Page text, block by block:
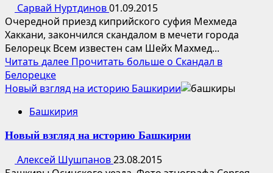
Сарвай Нуртдинов01.09.2015
Очередной приезд киприйского суфия Мехмеда
Хаккани, закончился скандалом в мечети города
Белорецк Всем известен сам Шейх Махмед...
Читать далее Прочитать больше о Скандал в
Белорецке
Новый взгляд на историю Башкирии
Башкирия
Новый взгляд на историю Башкирии
Алексей Шушпанов23.08.2015